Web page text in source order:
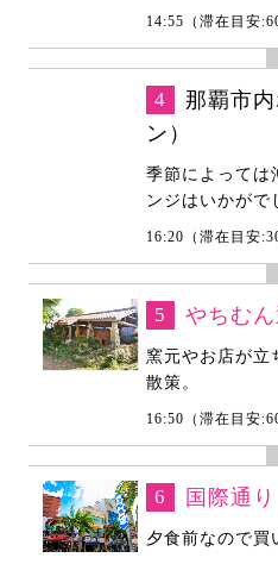
14:55（滞在目安
4
那覇市
ン）
季節によっては
ンジはいかがで
16:20（滞在目安
5 やちむん
窯元やお店が立
散策。
16:50（滞在目安
6 国際通り
夕食前なので買